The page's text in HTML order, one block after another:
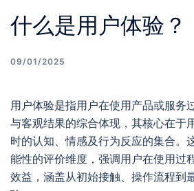
什么是用户体验？
09/01/2025
用户体验是指用户在使用产品或服务
与客观结果的综合体现，其核心在于
时的认知、情感及行为反应的集合。
能性的评价维度，强调用户在使用过
效益，涵盖从初始接触、操作流程到